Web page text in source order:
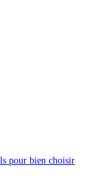
pour bien choisir